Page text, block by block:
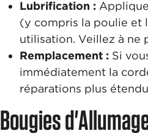
Lubrification :
(y compris la poulie et
utilisation. Veillez à ne
Remplacement : Si
immédiatement la
réparations plus
Bougies